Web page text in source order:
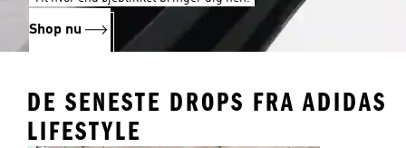
Shop nu
DE SENESTE DROPS FRA ADIDAS
LIFESTYLE